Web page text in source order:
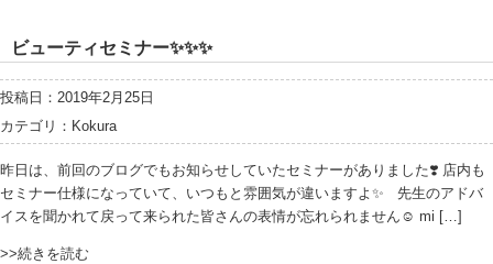
ビューティセミナー✨✨✨
投稿日：2019年2月25日
カテゴリ： Kokura
昨日は、前回のブログでもお知らせしていたセミナーがありました❣️ 店内も
セミナー仕様になっていて、いつもと雰囲気が違いますよ✨ 先生のアドバ
イスを聞かれて戻って来られた皆さんの表情が忘れられません☺️ mi […]
>>続きを読む